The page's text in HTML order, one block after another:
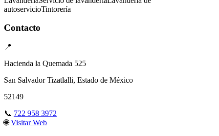
autoservicioTintorería
Contacto
📍
Hacienda la Quemada 525
San Salvador Tizatlalli, Estado de México
52149
📞 722 958 3972
🌐 Visitar Web